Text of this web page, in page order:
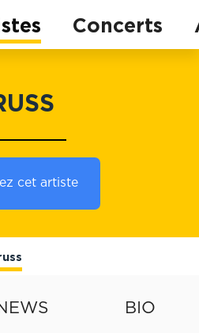
Concerts
cet artiste
BIO